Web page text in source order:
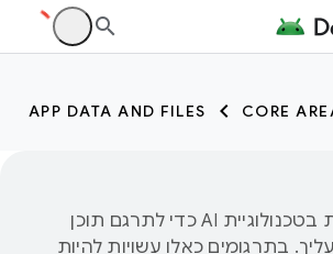
CORE
APP DATA AND FILES
‫Google משתמשת בטכנולוגיית AI כדי לתרגם תוכן
בתרגומים כאלו עשויות להיות